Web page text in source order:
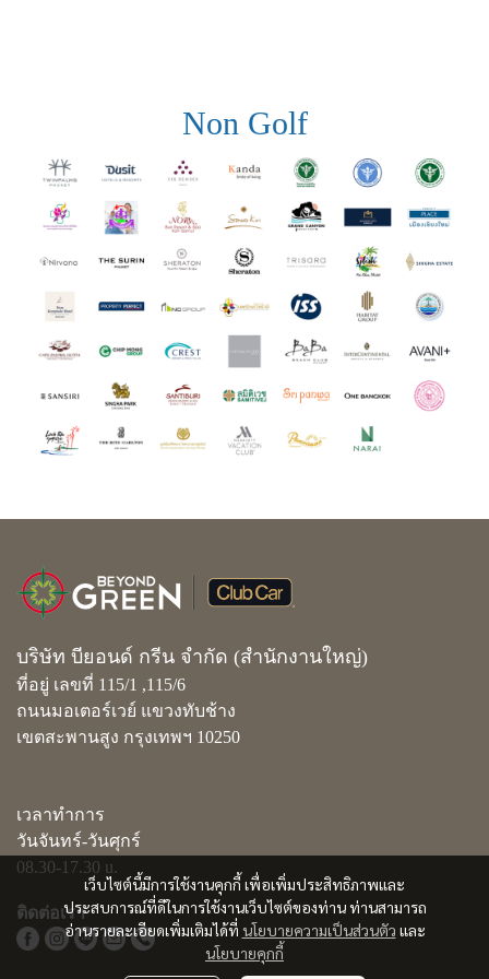
Non Golf
เว็บไซต์นี้มีการใช้งานคุกกี้ เพื่อเพิ่มประสิทธิภาพและ
ประสบการณ์ที่ดีในการใช้งานเว็บไซต์ของท่าน ท่านสามารถ
อ่านรายละเอียดเพิ่มเติมได้ที่ นโยบายความเป็นส่วนตัว และ
นโยบายคุกกี้
บริษัท บียอนด์ กรีน จำกัด (สำนักงานใหญ่)
ที่อยู่ เลขที่ 115/1 ,115/6
ถนนมอเตอร์เวย์ แขวงทับช้าง
เขตสะพานสูง กรุงเทพฯ 10250
เวลาทำการ
วันจันทร์-วันศุกร์
08.30-17.30 u.
ติดต่อเรา